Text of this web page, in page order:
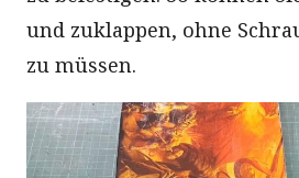
und zuklappen, ohne
zu müssen.